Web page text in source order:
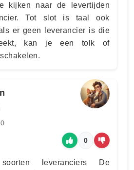
kijken naar de levertijden
Tot slot is taal ook
er geen leverancier is die
kan je een tolk of
0
soorten leveranciers De